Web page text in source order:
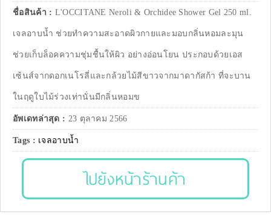
ชื่อสินค้า : L'OCCITANE Neroli & Orchidee Shower Gel 250 ml.
เจลอาบน้ำ ช่วยทำความสะอาดผิวกายและมอบกลิ่นหอมละมุน
ช่วยเก็บล็อคความชุ่มชื้นให้ผิว อย่างอ่อนโยน ประกอบด้วยเอส
เซ้นส์จากดอกเนโรลี่และกล้วยไม้สีขาวจากมาดากัสก้า ที่จะบาน
ในฤดูใบไม้ร่วงเท่านั่นมีกลิ่นหอมข
อัพเดทล่าสุด : 23 ตุลาคม 2566
Tags : เจลอาบน้ำ
ไปยังหน้าร้านค้า